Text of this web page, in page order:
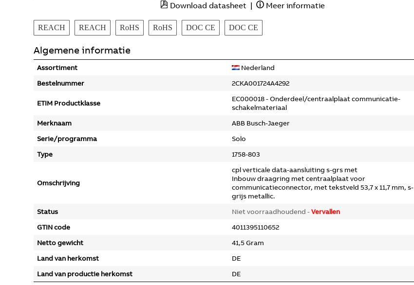
Download datasheet | Meer informatie
REACH REACH RoHS RoHS DOC CE DOC CE
Algemene informatie
Assortiment
Nederland
Bestelnummer
2CKA001724A4292
ETIM Productklasse
EC000018 - Onderdeel/centraalplaat communicatie-
schakelmateriaal
Merknaam
ABB Busch-Jaeger
Serie/programma
Solo
Type
1758-803
Omschrijving
cpl verticale data-aansluiting s-grs met
Inbouw draagring met centraalplaat voor
communicatieconnector, met tekstveld 53,7 x 11,7 mm, s-
grijs metallic.
Status
Niet voorraadhoudend -Vervallen
GTIN code
4011395110652
Netto gewicht
41,5 Gram
Land van herkomst
DE
Land van productie herkomst
DE